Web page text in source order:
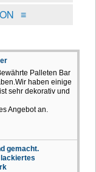
≡
Palleten Bar
haben einige
sehr dekorativ und
Angebot an.
gemacht.